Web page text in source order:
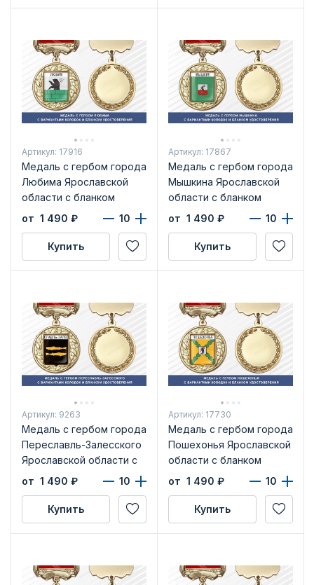
Артикул: 17916
Медаль с гербом города
Любима Ярославской
области с бланком
удостоверения
от 1 490 ₽
Купить
Артикул: 17867
Медаль с гербом города
Мышкина Ярославской
области с бланком
удостоверения
от 1 490 ₽
Купить
Артикул: 9263
Медаль с гербом города
Переславль-Залесского
Ярославской области с
бланком удостоверения
от 1 490 ₽
Купить
Артикул: 17730
Медаль с гербом города
Пошехонья Ярославской
области с бланком
удостоверения
от 1 490 ₽
Купить